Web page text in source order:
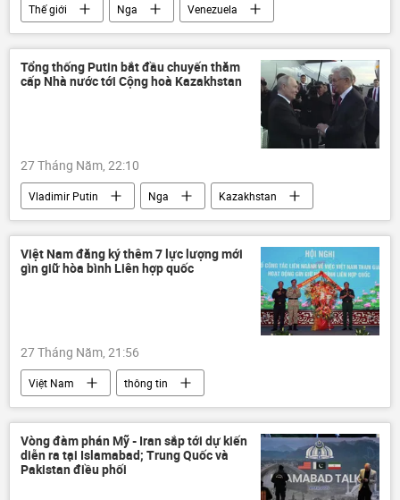
Thế giới Nga
Venezuela
Hoa Kỳ
Nicolas Maduro
Hội đồng An ninh Nga
an ninh quốc phòng
Kiev
Sergei Shoigu
Tổng thống Putin bắt đầu chuyến thăm
cấp Nhà nước tới Cộng hoà Kazakhstan
27 Tháng Năm, 22:10
Vladimir Putin Nga
Kazakhstan
Thế giới
Kassym-Zhomart Tokayev
Matxcơva
Astana
Việt Nam đăng ký thêm 7 lực lượng mới
gìn giữ hòa bình Liên hợp quốc
27 Tháng Năm, 21:56
Việt Nam
thông tin
Gìn giữ hòa bình
Cục Gìn giữ hòa bình Việt Nam
Liên Hợp Quốc
Chính trị
Vòng đàm phán Mỹ - Iran sắp tới dự kiến
diễn ra tại Islamabad; Trung Quốc và
Pakistan điều phối